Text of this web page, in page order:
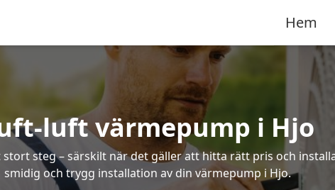
Hem
luft värmepump i Hjo
steg – särskilt när det gäller att hitta rätt pris och
smidig och trygg installation av din värmepump i Hjo.